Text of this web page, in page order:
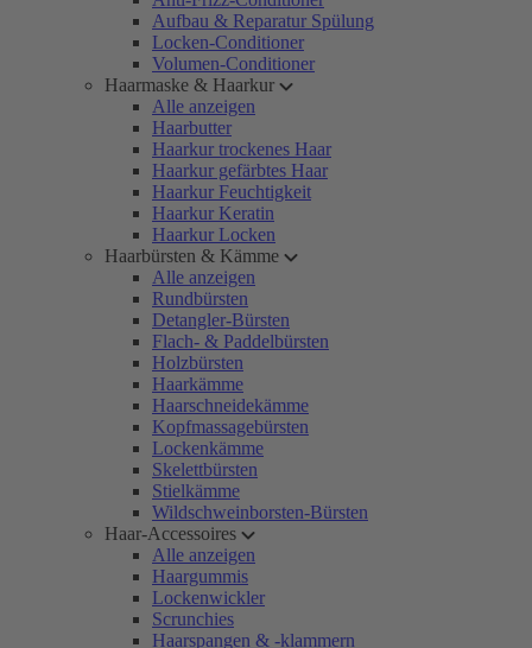
Aufbau & Reparatur Spülung
Locken-Conditioner
Volumen-Conditioner
Haarmaske & Haarkur
Alle anzeigen
Haarbutter
Haarkur trockenes Haar
Haarkur gefärbtes Haar
Haarkur Feuchtigkeit
Haarkur Keratin
Haarkur Locken
Haarbürsten & Kämme
Alle anzeigen
Rundbürsten
Detangler-Bürsten
Flach- & Paddelbürsten
Holzbürsten
Haarkämme
Haarschneidekämme
Kopfmassagebürsten
Lockenkämme
Skelettbürsten
Stielkämme
Wildschweinborsten-Bürsten
Haar-Accessoires
Alle anzeigen
Haargummis
Lockenwickler
Scrunchies
Haarspangen & -klammern